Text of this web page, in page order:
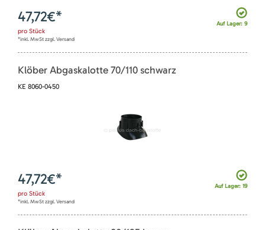
Auf Lager: 9
47,72€*
pro Stück
*inkl. MwSt zzgl. Versand
Klöber Abgaskalotte 70/110 schwarz
KE 8060-0450
Auf Lager: 19
47,72€*
pro Stück
*inkl. MwSt zzgl. Versand